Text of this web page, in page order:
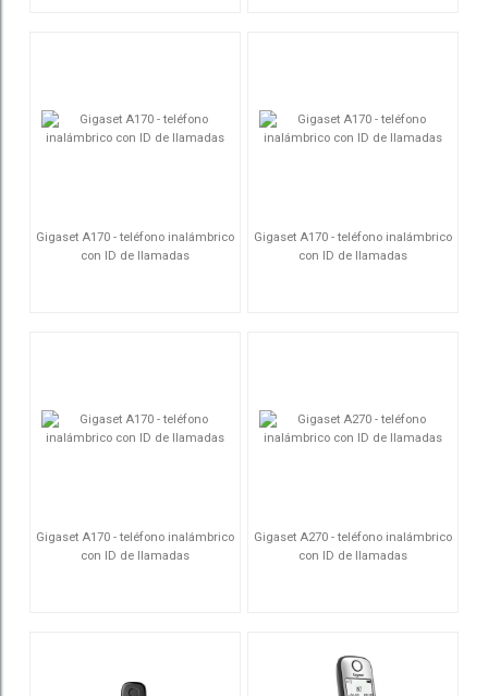
Gigaset A170 - teléfono inalámbrico
con ID de llamadas
Gigaset A170 - teléfono inalámbrico
con ID de llamadas
Gigaset A170 - teléfono inalámbrico
con ID de llamadas
Gigaset A270 - teléfono inalámbrico
con ID de llamadas